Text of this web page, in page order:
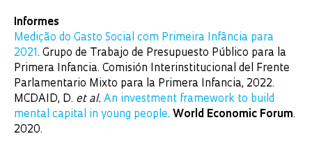
Informes
Medição do Gasto Social com Primeira Infância para
2021. Grupo de Trabajo de Presupuesto Público para la
Primera Infancia. Comisión Interinstitucional del Frente
Parlamentario Mixto para la Primera Infancia, 2022.
MCDAID, D. et al. An investment framework to build
mental capital in young people. World Economic Forum.
2020.